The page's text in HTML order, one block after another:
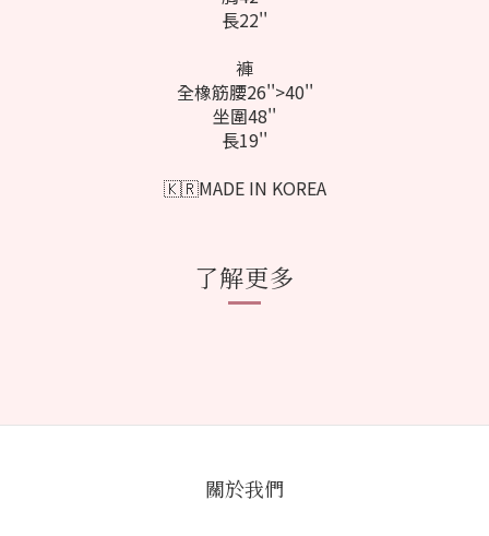
長22''
褲
全橡筋腰26''>40''
坐圍48''
長19''
🇰🇷MADE IN KOREA
了解更多
關於我們